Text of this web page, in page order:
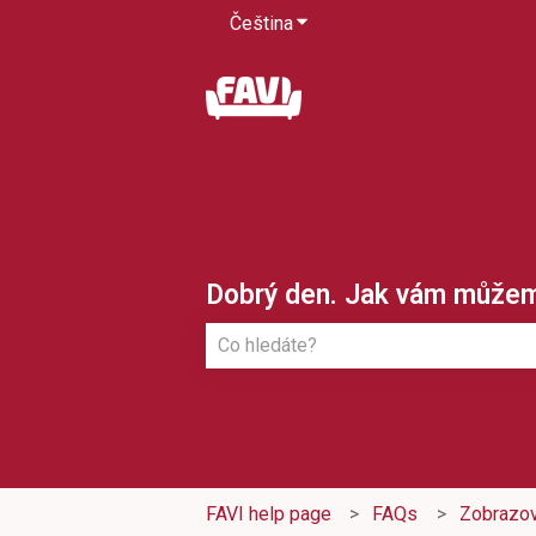
ČeštinaZobrazit podnabídku pro
Dobrý den. Jak vám
FAVI help page FAQs